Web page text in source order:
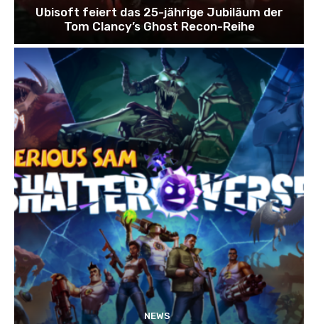
Ubisoft feiert das 25-jährige Jubiläum der
Tom Clancy’s Ghost Recon-Reihe
NEWS